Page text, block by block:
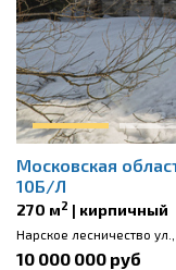
Московская
10Б/Л
270 м2 | кирпичный
Нарское лесничество
10 000 000 руб